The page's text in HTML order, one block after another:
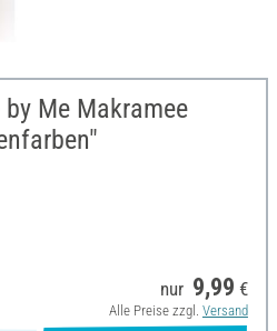
Me Makramee
nur 9,99 €
Alle Preise zzgl. Versand